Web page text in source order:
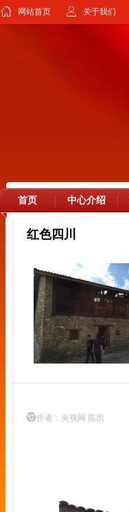
网站首页 关于我们
首页 中心介绍
红色四川
作者：央视网 陈凯